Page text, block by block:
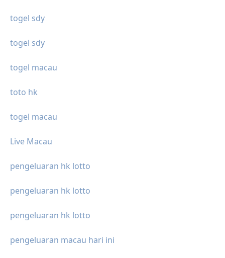
togel sdy
togel sdy
togel macau
toto hk
togel macau
Live Macau
pengeluaran hk lotto
pengeluaran hk lotto
pengeluaran hk lotto
pengeluaran macau hari ini